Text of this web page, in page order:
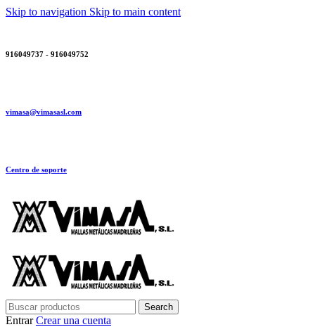
Skip to navigation Skip to main content
916049737 - 916049752
vimasa@vimasasl.com
Centro de soporte
Search
EntrarCrear una cuenta